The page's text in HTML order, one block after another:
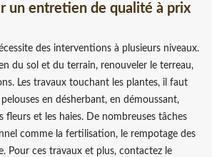
un entretien de qualité à prix
des interventions à plusieurs niveaux.
du sol et du terrain, renouveler le terreau,
Les travaux touchant les plantes, il faut
en désherbant, en démoussant,
fleurs et les haies. De nombreuses tâches
comme la fertilisation, le rempotage des
Pour ces travaux et plus, contactez le